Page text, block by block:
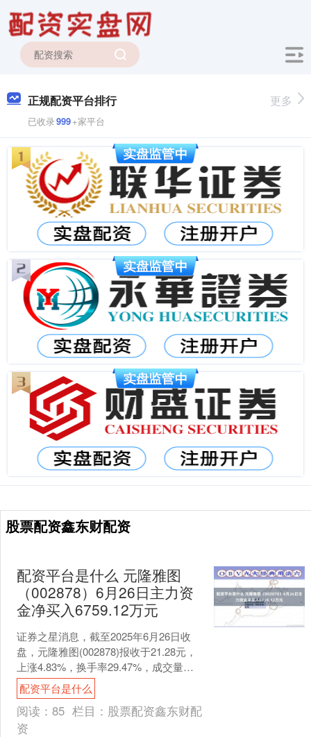
正规配资平台排行
已收录999+家平台
更多
股票配资鑫东财配资
配资平台是什么 元隆雅图
（002878）6月26日主力资
金净买入6759.12万元
证券之星消息，截至2025年6月26日收
盘，元隆雅图(002878)报收于21.28元，
上涨4.83%，换手率29.47%，成交量
69.03万手，成交额14.4....
配资平台是什么
阅读： 85 栏目： 股票配资鑫东财配
资